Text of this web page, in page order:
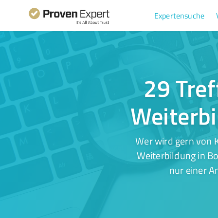
Expertensuche
29
Wer wird gern von
Weiterbildung in
nur einer